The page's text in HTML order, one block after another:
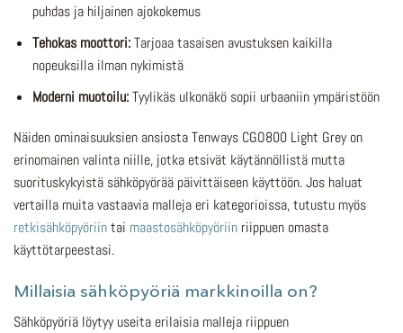
puhdas ja hiljainen ajokokemus
Tehokas moottori:Tarjoaa tasaisen avustuksen kaikilla
nopeuksilla ilman nykimistä
Moderni muotoilu:Tyylikäs ulkonäkö sopii urbaaniin ympäristöön
Näiden ominaisuuksien ansiosta Tenways CGO800 Light Grey on
erinomainen valinta niille, jotka etsivät käytännöllistä mutta
suorituskykyistä sähköpyörää päivittäiseen käyttöön. Jos haluat
vertailla muita vastaavia malleja eri kategorioissa, tutustu myös
retkisähköpyöriintai maastosähköpyöriin riippuen omasta
käyttötarpeestasi.
Millaisia sähköpyöriä markkinoilla on?
Sähköpyöriä löytyy useita erilaisia malleja riippuen